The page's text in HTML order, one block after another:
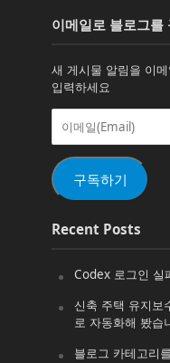
이메일로 블로그를
새 게시물 알림을 이
입력하세요
이
일
(Email)
구독하기
Recent Posts
Codex 로그인
신축 주택 유지
로 자동화해 봤습
블로그 카테고리